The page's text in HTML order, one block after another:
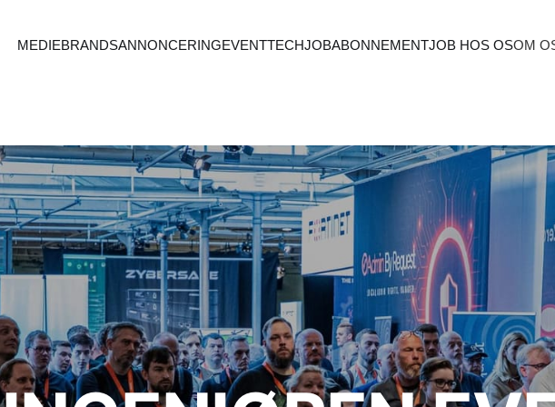
MEDIEBRANDSANNONCERINGEVENTTECHJOBABONNEMENTJOB HOS OSOM